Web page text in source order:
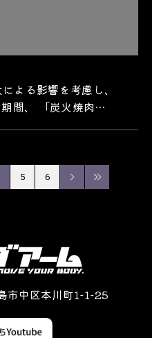
よる影響を考慮し、
間、 「炭火焼肉…
5 6
市中区本川町1-1-25